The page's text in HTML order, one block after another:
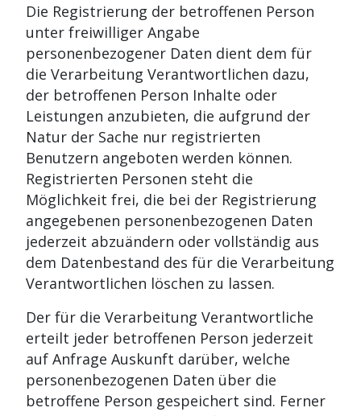
Die Registrierung der betroffenen Person
unter freiwilliger Angabe
personenbezogener Daten dient dem für
die Verarbeitung Verantwortlichen dazu,
der betroffenen Person Inhalte oder
Leistungen anzubieten, die aufgrund der
Natur der Sache nur registrierten
Benutzern angeboten werden können.
Registrierten Personen steht die
Möglichkeit frei, die bei der Registrierung
angegebenen personenbezogenen Daten
jederzeit abzuändern oder vollständig aus
dem Datenbestand des für die Verarbeitung
Verantwortlichen löschen zu lassen.
Der für die Verarbeitung Verantwortliche
erteilt jeder betroffenen Person jederzeit
auf Anfrage Auskunft darüber, welche
personenbezogenen Daten über die
betroffene Person gespeichert sind. Ferner